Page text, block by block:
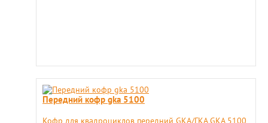
Передний кофр gka 5100
Кофр для квадроциклов передний GKA/ГКА GKA 5100